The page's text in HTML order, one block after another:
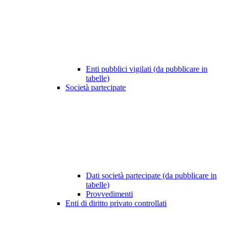
Enti pubblici vigilati (da pubblicare in
tabelle)
Società partecipate
Dati società partecipate (da pubblicare in
tabelle)
Provvedimenti
Enti di diritto privato controllati